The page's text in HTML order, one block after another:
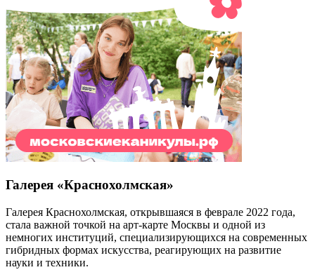
Галерея «Краснохолмская»
Галерея Краснохолмская, открывшаяся в феврале 2022 года,
стала важной точкой на арт-карте Москвы и одной из
немногих институций, специализирующихся на современных
гибридных формах искусства, реагирующих на развитие
науки и техники.